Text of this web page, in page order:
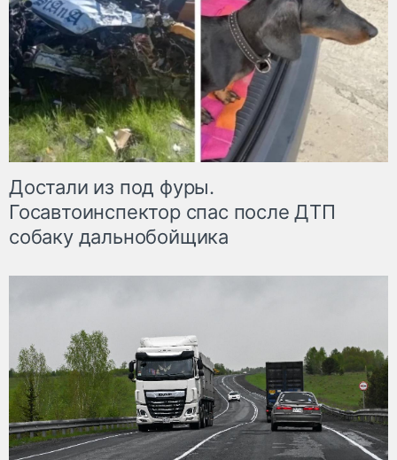
Достали из под фуры.
Госавтоинспектор спас после ДТП
собаку дальнобойщика